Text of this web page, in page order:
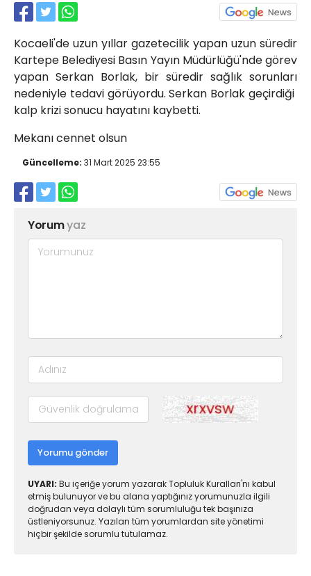
Kocaeli'de uzun yıllar gazetecilik yapan uzun süredir
Kartepe Belediyesi Basın Yayın Müdürlüğü'nde görev
yapan Serkan Borlak, bir süredir sağlık sorunları
nedeniyle tedavi görüyordu. Serkan Borlak geçirdiği
kalp krizi sonucu hayatını kaybetti.
Mekanı cennet olsun
Güncelleme: 31 Mart 2025 23:55
Yorumyaz
Yorumu gönder
UYARI: Bu içeriğe yorum yazarak Topluluk Kuralları'nı kabul
etmiş bulunuyor ve bu alana yaptığınız yorumunuzla ilgili
doğrudan veya dolaylı tüm sorumluluğu tek başınıza
üstleniyorsunuz. Yazılan tüm yorumlardan site yönetimi
hiçbir şekilde sorumlu tutulamaz.
Akkavaklar Caddesi No:17/4 İzmit-
KOCAELİ
kocaelisokak@gmail.com